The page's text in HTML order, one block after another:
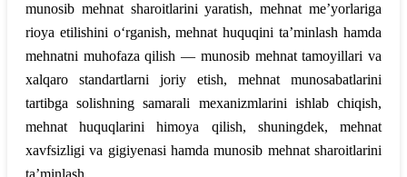
munosib mehnat sharoitlarini yaratish, mehnat me’yorlariga
rioya etilishini o‘rganish, mehnat huquqini ta’minlash hamda
mehnatni muhofaza qilish — munosib mehnat tamoyillari va
xalqaro standartlarni joriy etish, mehnat munosabatlarini
tartibga solishning samarali mexanizmlarini ishlab chiqish,
mehnat huquqlarini himoya qilish, shuningdek, mehnat
xavfsizligi va gigiyenasi hamda munosib mehnat sharoitlarini
ta’minlash.